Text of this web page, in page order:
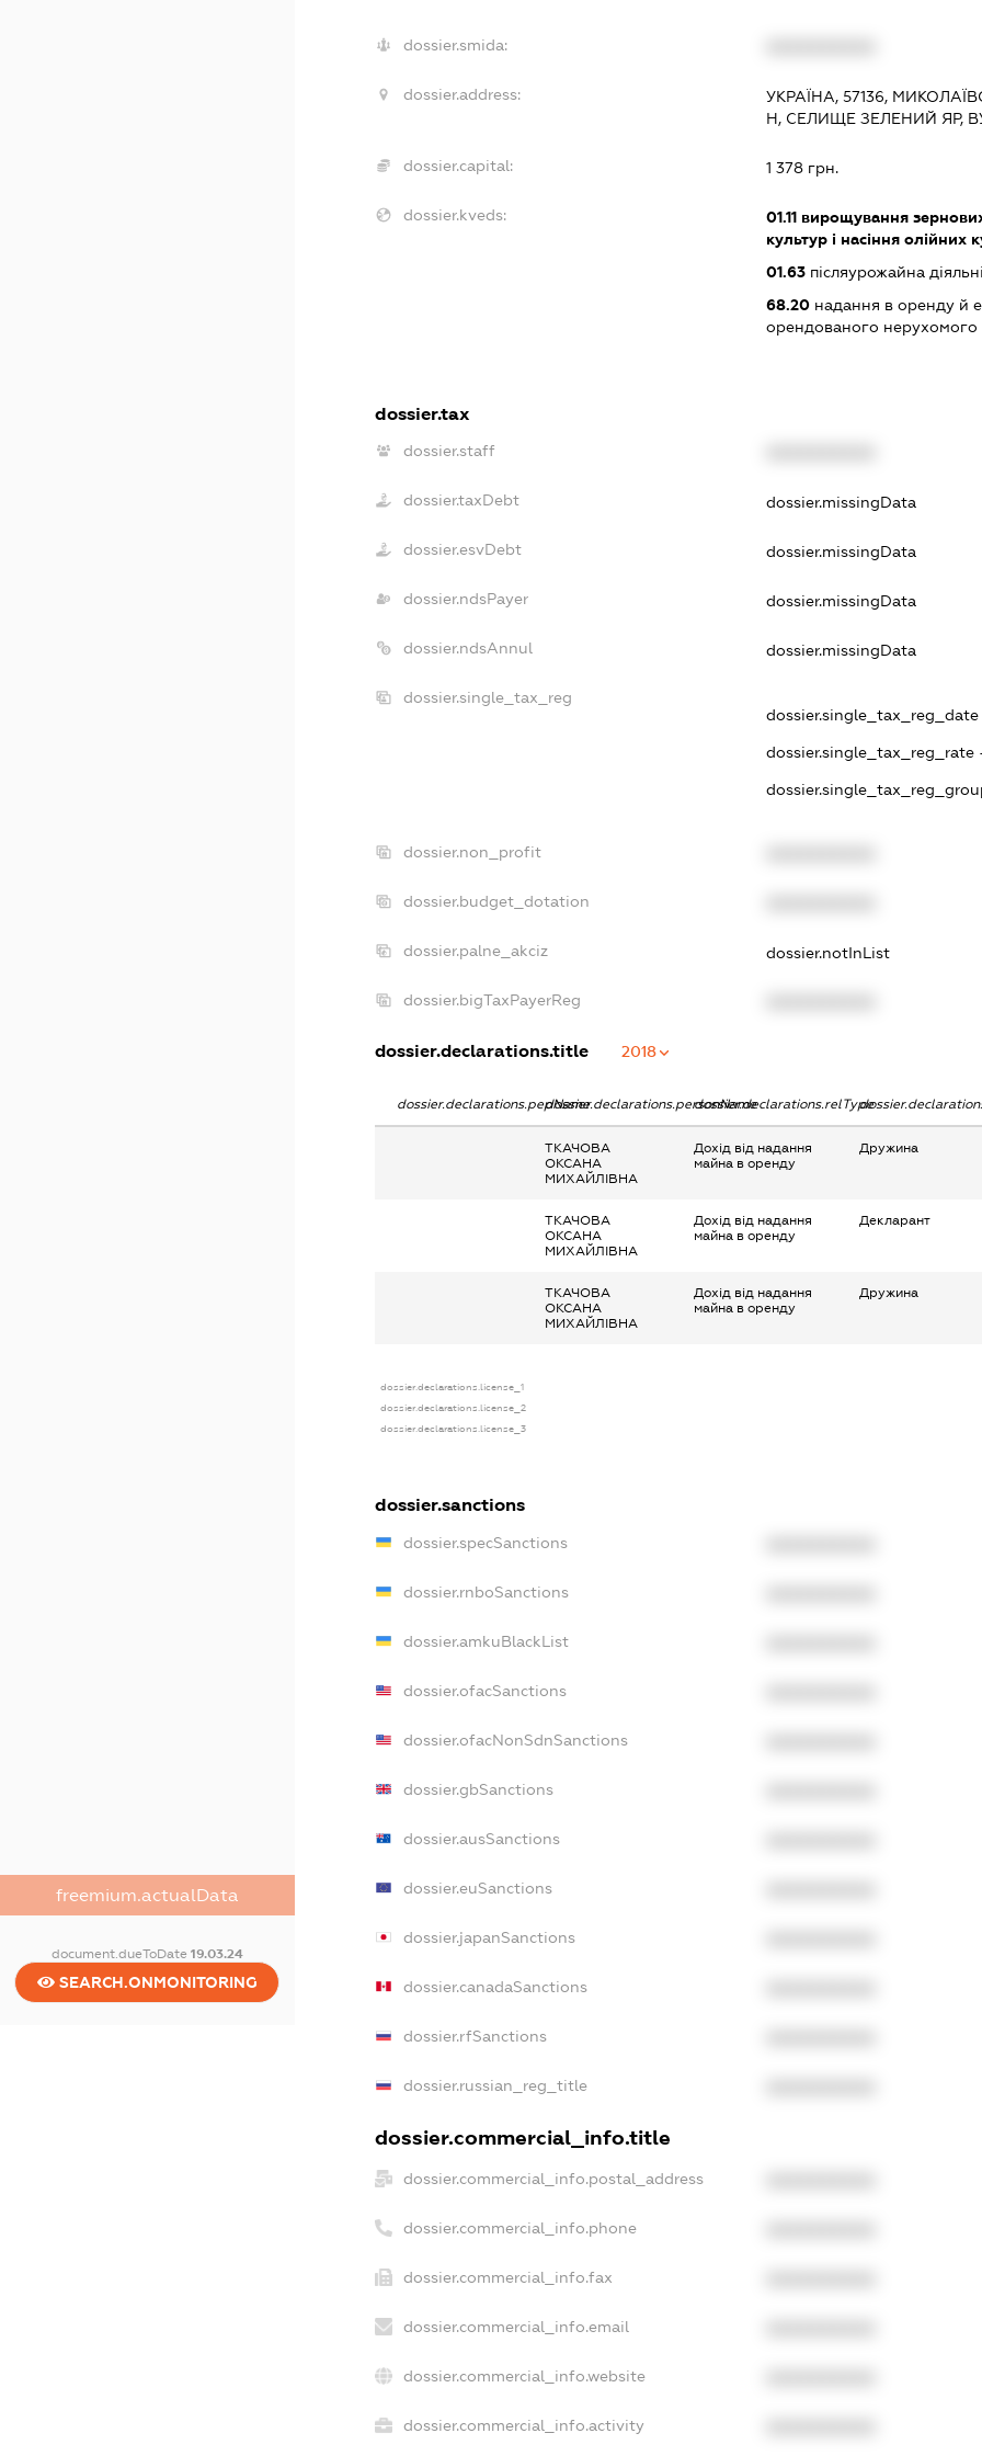
freemium.actualData
document.dueToDate 19.03.24
SEARCH.ONMONITORING
dossier.smida:
dossier.address:
УКРАЇНА, 57136,
Н, СЕЛИЩЕ ЗЕЛЕНИЙ ЯР,
dossier.capital: 1 378 грн.
dossier.kveds: 01.11 вирощування
культур і насіння олійних
01.63 післяурожайна
68.20 надання в оренду й
орендованого нерухомого
dossier.tax
dossier.staff
dossier.taxDebt dossier.missingData
dossier.esvDebt dossier.missingData
dossier.ndsPayer dossier.missingData
dossier.ndsAnnul dossier.missingData
dossier.single_tax_reg
dossier.single_tax_reg_date -
dossier.single_tax_reg_rate
dossier.non_profit
dossier.budget_dotation
dossier.palne_akciz dossier.notInList
dossier.bigTaxPayerReg
dossier.declarations.title 2018
dossier.declarations.pepNamedossier.declarations.personNamedossier.declarations.relType
ТКАЧОВА
ОКСАНА
МИХАЙЛІВНА
Дохід від надання
майна в оренду
Дружина
ТКАЧОВА
ОКСАНА
МИХАЙЛІВНА
Дохід від надання
майна в оренду
Декларант
ТКАЧОВА
ОКСАНА
МИХАЙЛІВНА
Дохід від надання
майна в оренду
Дружина
dossier.declarations.license_1
dossier.declarations.license_2
dossier.declarations.license_3
dossier.sanctions
dossier.specSanctions
dossier.rnboSanctions
dossier.amkuBlackList
dossier.ofacSanctions
dossier.ofacNonSdnSanctions
dossier.gbSanctions
dossier.ausSanctions
dossier.euSanctions
dossier.japanSanctions
dossier.canadaSanctions
dossier.rfSanctions
dossier.russian_reg_title
dossier.commercial_info.title
dossier.commercial_info.postal_address
dossier.commercial_info.phone
dossier.commercial_info.fax
dossier.commercial_info.email
dossier.commercial_info.website
dossier.commercial_info.activity